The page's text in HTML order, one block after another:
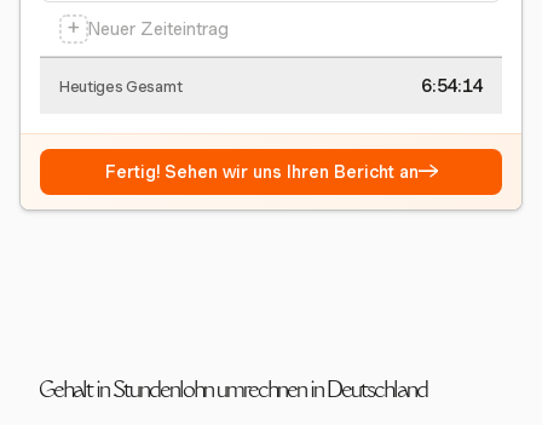
+ Neuer Zeiteintrag
Heutiges Gesamt 6:54:15
Fertig! Sehen wir uns Ihren Bericht an→
Gehalt in Stundenlohn umrechnen in Deutschland